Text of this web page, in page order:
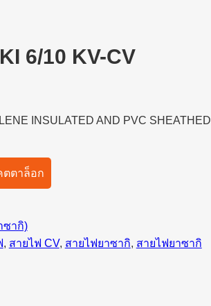
6/10 KV-CV
INSULATED AND PVC SHEATHED
ตตาล็อก
ซากิ)
, สายไฟ CV, สายไฟยาซากิ, สายไฟยาซากิ